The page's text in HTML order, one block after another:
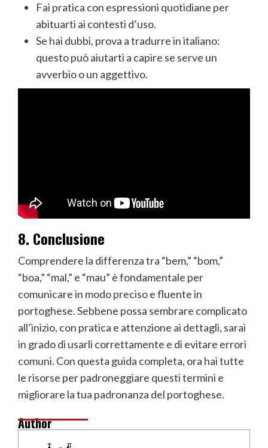
Fai pratica con espressioni quotidiane per
abituarti ai contesti d’uso.
Se hai dubbi, prova a tradurre in italiano:
questo può aiutarti a capire se serve un
avverbio o un aggettivo.
8. Conclusione
Comprendere la differenza tra “bem,” “bom,”
“boa,” “mal,” e “mau” è fondamentale per
comunicare in modo preciso e fluente in
portoghese. Sebbene possa sembrare complicato
all’inizio, con pratica e attenzione ai dettagli, sarai
in grado di usarli correttamente e di evitare errori
comuni. Con questa guida completa, ora hai tutte
le risorse per padroneggiare questi termini e
migliorare la tua padronanza del portoghese.
Author